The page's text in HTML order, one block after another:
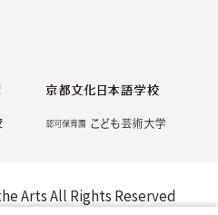
Arts All Rights Reserved